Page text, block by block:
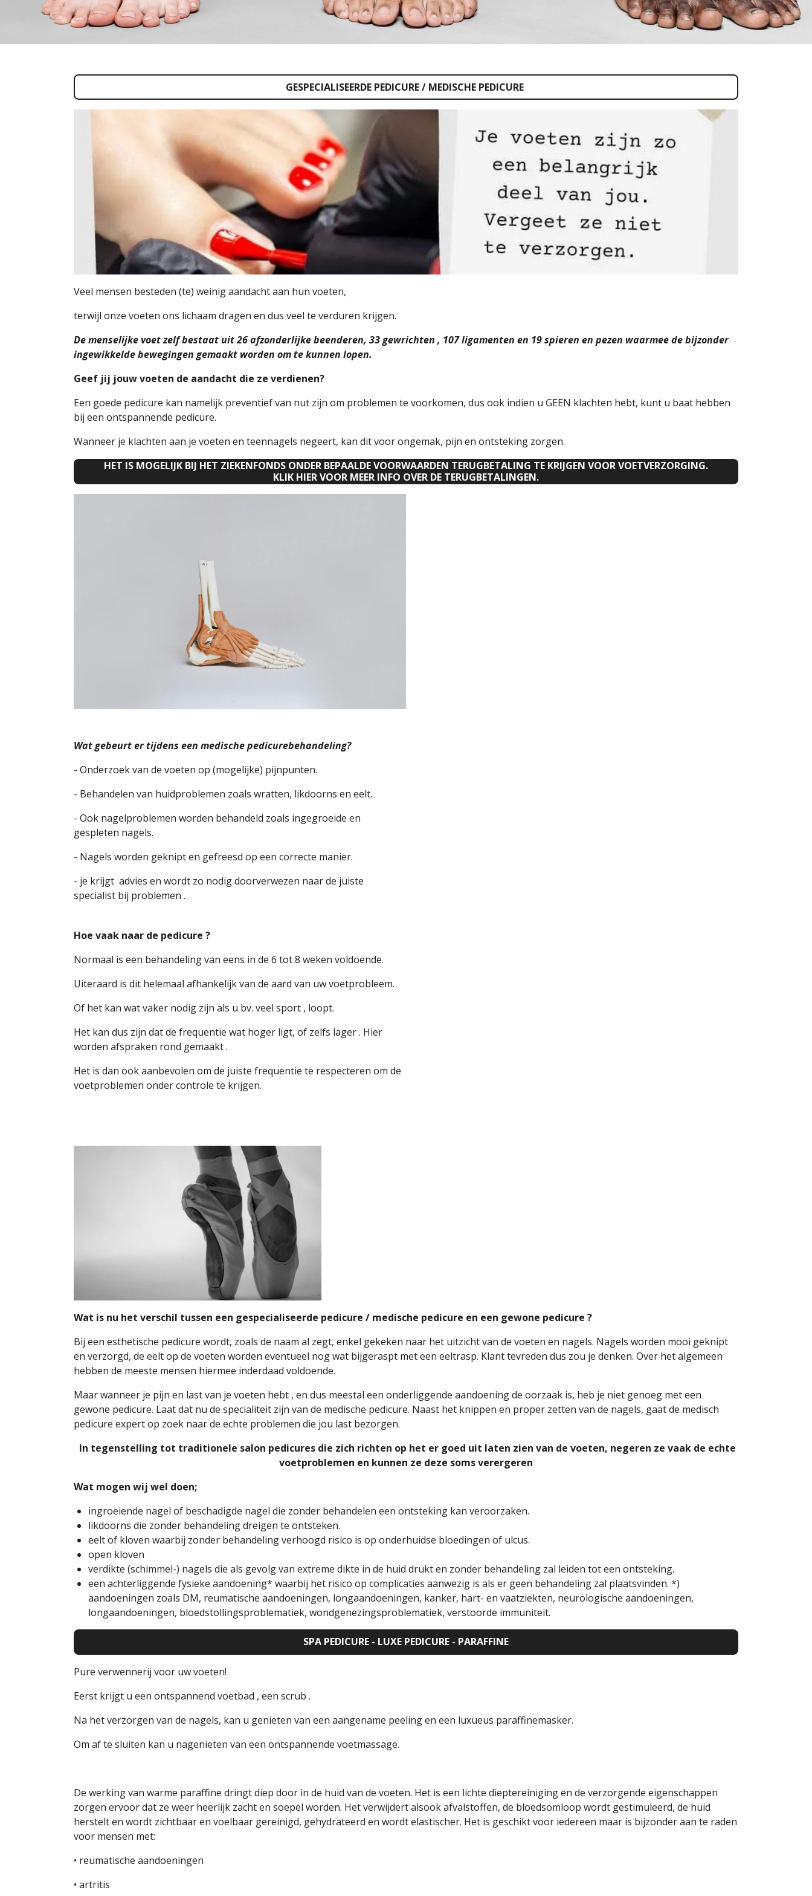
GESPECIALISEERDE PEDICURE / MEDISCHE PEDICURE
Veel mensen besteden (te) weinig aandacht aan hun voeten,
terwijl onze voeten ons lichaam dragen en dus veel te verduren krijgen.
De menselijke voet zelf bestaat uit 26 afzonderlijke beenderen, 33 gewrichten , 107 ligamenten en 19 spieren en pezen waarmee de bijzonder
ingewikkelde bewegingen gemaakt worden om te kunnen lopen.
Geef jij jouw voeten de aandacht die ze verdienen?
Een goede pedicure kan namelijk preventief van nut zijn om problemen te voorkomen, dus ook indien u GEEN klachten hebt, kunt u baat hebben
bij een ontspannende pedicure.
Wanneer je klachten aan je voeten en teennagels negeert, kan dit voor ongemak, pijn en ontsteking zorgen.
HET IS MOGELIJK BIJ HET ZIEKENFONDS ONDER BEPAALDE VOORWAARDEN TERUGBETALING TE KRIJGEN VOOR VOETVERZORGING.
KLIK HIER VOOR MEER INFO OVER DE TERUGBETALINGEN.
Wat gebeurt er tijdens een medische pedicurebehandeling?
- Onderzoek van de voeten op (mogelijke) pijnpunten.
- Behandelen van huidproblemen zoals wratten, likdoorns en eelt.
- Ook nagelproblemen worden behandeld zoals ingegroeide en
gespleten nagels.
- Nagels worden geknipt en gefreesd op een correcte manier.
- je krijgt advies en wordt zo nodig doorverwezen naar de juiste
specialist bij problemen .
Hoe vaak naar de pedicure ?
Normaal is een behandeling van eens in de 6 tot 8 weken voldoende.
Uiteraard is dit helemaal afhankelijk van de aard van uw voetprobleem.
Of het kan wat vaker nodig zijn als u bv. veel sport , loopt.
Het kan dus zijn dat de frequentie wat hoger ligt, of zelfs lager . Hier
worden afspraken rond gemaakt .
Het is dan ook aanbevolen om de juiste frequentie te respecteren om de
voetproblemen onder controle te krijgen.
Wat is nu het verschil tussen een gespecialiseerde pedicure / medische pedicure en een gewone pedicure ?
Bij een esthetische pedicure wordt, zoals de naam al zegt, enkel gekeken naar het uitzicht van de voeten en nagels. Nagels worden mooi geknipt
en verzorgd, de eelt op de voeten worden eventueel nog wat bijgeraspt met een eeltrasp. Klant tevreden dus zou je denken. Over het algemeen
hebben de meeste mensen hiermee inderdaad voldoende.
Maar wanneer je pijn en last van je voeten hebt , en dus meestal een onderliggende aandoening de oorzaak is, heb je niet genoeg met een
gewone pedicure. Laat dat nu de specialiteit zijn van de medische pedicure. Naast het knippen en proper zetten van de nagels, gaat de medisch
pedicure expert op zoek naar de echte problemen die jou last bezorgen.
In tegenstelling tot traditionele salon pedicures die zich richten op het er goed uit laten zien van de voeten, negeren ze vaak de echte
voetproblemen en kunnen ze deze soms verergeren
Wat mogen wij wel doen;
ingroeiende nagel of beschadigde nagel die zonder behandelen een ontsteking kan veroorzaken.
likdoorns die zonder behandeling dreigen te ontsteken.
eelt of kloven waarbij zonder behandeling verhoogd risico is op onderhuidse bloedingen of ulcus.
open kloven
verdikte (schimmel-) nagels die als gevolg van extreme dikte in de huid drukt en zonder behandeling zal leiden tot een ontsteking.
een achterliggende fysieke aandoening* waarbij het risico op complicaties aanwezig is als er geen behandeling zal plaatsvinden. *)
aandoeningen zoals DM, reumatische aandoeningen, longaandoeningen, kanker, hart- en vaatziekten, neurologische aandoeningen,
longaandoeningen, bloedstollingsproblematiek, wondgenezingsproblematiek, verstoorde immuniteit.
SPA PEDICURE - LUXE PEDICURE - PARAFFINE
Pure verwennerij voor uw voeten!
Eerst krijgt u een ontspannend voetbad , een scrub .
Na het verzorgen van de nagels, kan u genieten van een aangename peeling en een luxueus paraffinemasker.
Om af te sluiten kan u nagenieten van een ontspannende voetmassage.
De werking van warme paraffine dringt diep door in de huid van de voeten. Het is een lichte dieptereiniging en de verzorgende eigenschappen
zorgen ervoor dat ze weer heerlijk zacht en soepel worden. Het verwijdert alsook afvalstoffen, de bloedsomloop wordt gestimuleerd, de huid
herstelt en wordt zichtbaar en voelbaar gereinigd, gehydrateerd en wordt elastischer. Het is geschikt voor iedereen maar is bijzonder aan te raden
voor mensen met:
• reumatische aandoeningen
• artritis